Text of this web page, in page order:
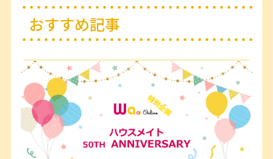
おすすめ記事